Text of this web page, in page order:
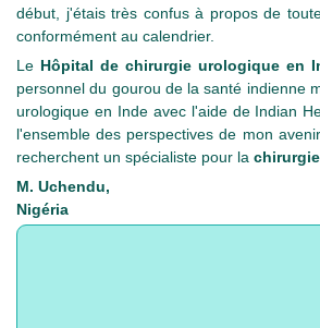
début, j'étais très confus à propos de
conformément au calendrier.
Le Hôpital de chirurgie urologique en
personnel du gourou de la santé indienne
urologique en Inde avec l'aide de Indian
l'ensemble des perspectives de mon avenir.
recherchent un spécialiste pour la
M. Uchendu,
Nigéria